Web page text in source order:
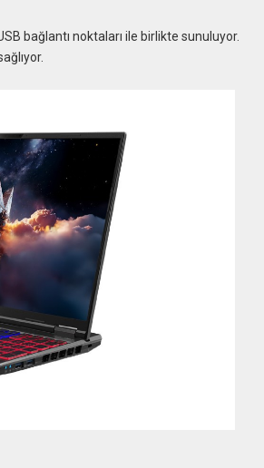
bağlantı noktaları ile birlikte sunuluyor.